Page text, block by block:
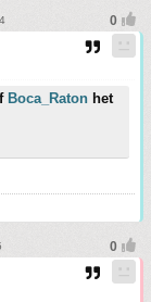
Boca_Raton het